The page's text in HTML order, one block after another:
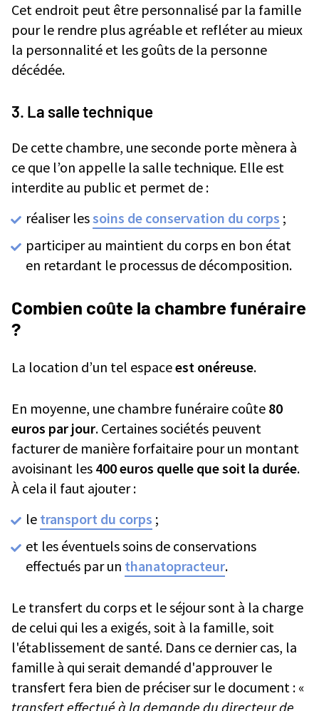
Cet endroit peut être personnalisé par la famille
pour le rendre plus agréable et refléter au mieux
la personnalité et les goûts de la personne
décédée.
3. La salle technique
De cette chambre, une seconde porte mènera à
ce que l’on appelle la salle technique. Elle est
interdite au public et permet de :
réaliser lessoins de conservation du corps ;
participer au maintient du corps en bon état
en retardant le processus de décomposition.
Combien coûte la chambre funéraire
?
La location d’un tel espaceest onéreuse.
En moyenne, une chambre funéraire coûte 80
euros par jour. Certaines sociétés peuvent
facturer de manière forfaitaire pour un montant
avoisinant les 400 euros quelle que soit la durée.
À cela il faut ajouter :
le transport du corps ;
et les éventuels soins de conservations
effectués par un thanatopracteur.
Le transfert du corps et le séjour sont à la charge
de celui qui les a exigés, soit à la famille, soit
l'établissement de santé. Dans ce dernier cas, la
famille à qui serait demandé d'approuver le
transfert fera bien de préciser sur le document : «
transfert effectué à la demande du directeur de